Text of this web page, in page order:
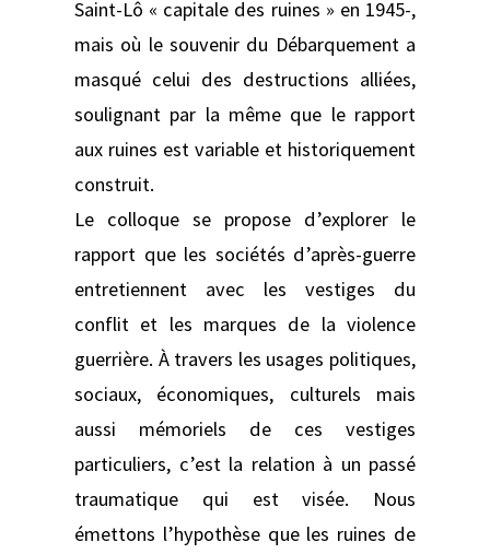
Saint-Lô « capitale des ruines » en 1945-,
mais où le souvenir du Débarquement a
masqué celui des destructions alliées,
soulignant par la même que le rapport
aux ruines est variable et historiquement
construit.
Le colloque se propose d’explorer le
rapport que les sociétés d’après-guerre
entretiennent avec les vestiges du
conflit et les marques de la violence
guerrière. À travers les usages politiques,
sociaux, économiques, culturels mais
aussi mémoriels de ces vestiges
particuliers, c’est la relation à un passé
traumatique qui est visée. Nous
émettons l’hypothèse que les ruines de